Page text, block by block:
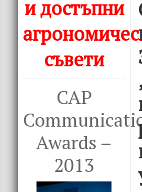
и достъпни
съвети
CAP
Awards –
2013